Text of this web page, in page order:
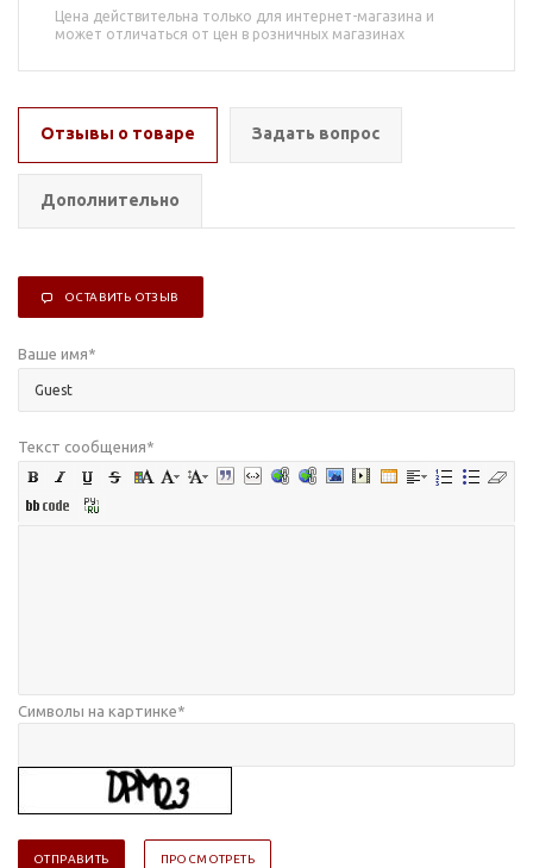
Цена действительна только для интернет-магазина и
может отличаться от цен в розничных магазинах
Отзывы о товаре Задать вопрос
Дополнительно
ОСТАВИТЬ ОТЗЫВ
Ваше имя*
Текст сообщения*
Символы на картинке*